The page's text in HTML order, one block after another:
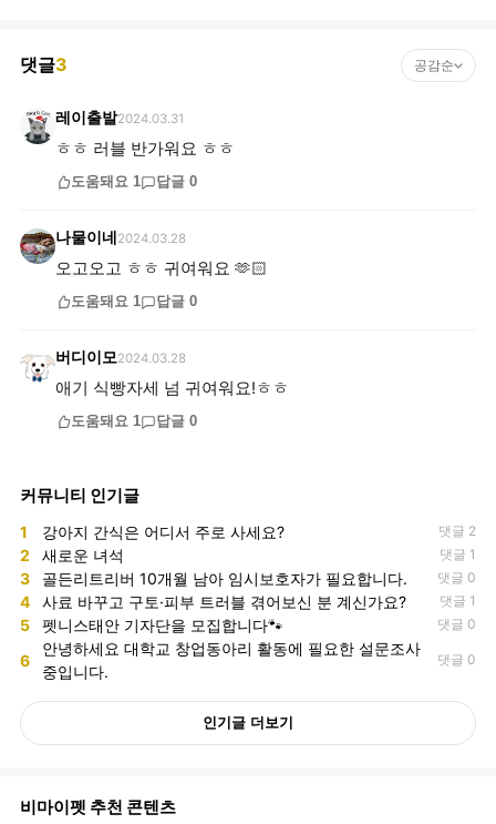
댓글3 공감순
레이출발2024.03.31
ㅎㅎ 러블 반가워요 ㅎㅎ
도움돼요 1 답글 0
나물이네 2024.03.28
오고오고 ㅎㅎ 귀여워요 🫶🏻
도움돼요 1 답글 0
버디이모 2024.03.28
애기 식빵자세 넘 귀여워요!ㅎㅎ
도움돼요 1 답글 0
커뮤니티 인기글
1 강아지 간식은 어디서 주로 사세요? 댓글 2
2 새로운 녀석 댓글 1
3 골든리트리버 10개월 남아 임시보호자가 필요합니다. 댓글 0
4 사료 바꾸고 구토·피부 트러블 겪어보신 분 계신가요? 댓글 1
5 펫니스태안 기자단을 모집합니다🐾 댓글 0
6
안녕하세요 대학교 창업동아리 활동에 필요한 설문조사
중입니다.
댓글 0
인기글 더보기
비마이펫 추천 콘텐츠